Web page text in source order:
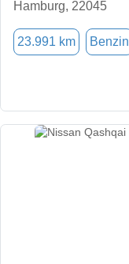
Hamburg, 22045
23.991 km Benzin